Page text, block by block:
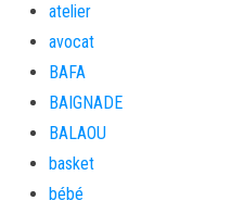
atelier
avocat
BAFA
BAIGNADE
BALAOU
basket
bébé